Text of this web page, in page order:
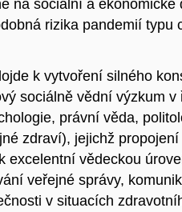
na sociální a
rizika pandemií typu
k vytvoření silného
sociálně vědní výzkum
právní věda,
zdraví), jejichž
excelentní vědeckou
veřejné správy,
v situacích